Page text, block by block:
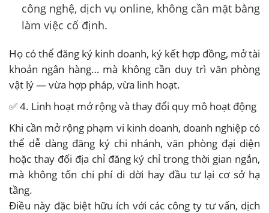
công nghệ, dịch vụ online, không cần mặt bằng
làm việc cố định.
Họ có thể đăng ký kinh doanh, ký kết hợp đồng, mở tài
khoản ngân hàng… mà không cần duy trì văn phòng
vật lý — vừa hợp pháp, vừa linh hoạt.
✅ 4. Linh hoạt mở rộng và thay đổi quy mô hoạt động
Khi cần mở rộng phạm vi kinh doanh, doanh nghiệp có
thể dễ dàng đăng ký chi nhánh, văn phòng đại diện
hoặc thay đổi địa chỉ đăng ký chỉ trong thời gian ngắn,
mà không tốn chi phí di dời hay đầu tư lại cơ sở hạ
tầng.
Điều này đặc biệt hữu ích với các công ty tư vấn, dịch